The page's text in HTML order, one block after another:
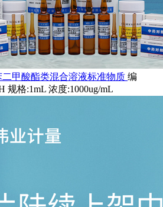
二甲酸酯类混合溶液标准物质 编
规格:1mL 浓度:1000ug/mL